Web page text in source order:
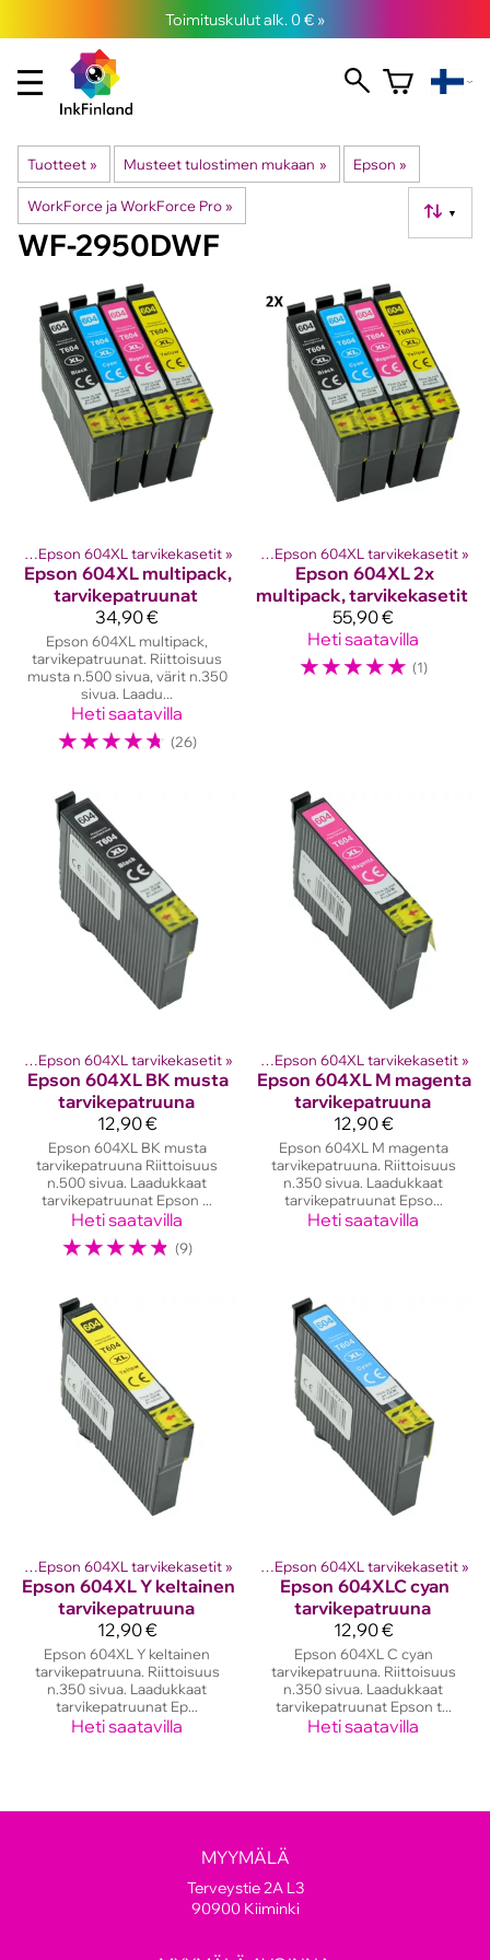
Toimituskulut alk. 0 € »
Tuotteet ‪» Musteet tulostimen mukaan ‪» Epson ‪»
WorkForce ja WorkForce Pro ‪» ▼
WF-2950DWF
‪» Epson 604XL tarvikekasetit ‪»
Epson 604XL multipack,
tarvikepatruunat
34,90 €
Epson 604XL multipack,
tarvikepatruunat. Riittoisuus
musta n.500 sivua, värit n.350
sivua. Laadu...
Heti saatavilla
☆☆☆☆☆ (26)
kasetit‪» Epson mustekasetit ‪» Epson 604XL tarvikekasetit ‪»
Epson 604XL 2x
multipack, tarvikekasetit
55,90 €
Heti saatavilla
☆☆☆☆☆ (1)
‪» Epson 604XL tarvikekasetit ‪»
Epson 604XL BK musta
tarvikepatruuna
12,90 €
Epson 604XL BK musta
tarvikepatruuna Riittoisuus
n.500 sivua. Laadukkaat
tarvikepatruunat Epson ...
Heti saatavilla
☆☆☆☆☆ (9)
kasetit‪» Epson mustekasetit ‪» Epson 604XL tarvikekasetit ‪»
Epson 604XL M magenta
tarvikepatruuna
12,90 €
Epson 604XL M magenta
tarvikepatruuna. Riittoisuus
n.350 sivua. Laadukkaat
tarvikepatruunat Epso...
Heti saatavilla
‪» Epson 604XL tarvikekasetit ‪»
Epson 604XL Y keltainen
tarvikepatruuna
12,90 €
Epson 604XL Y keltainen
tarvikepatruuna. Riittoisuus
n.350 sivua. Laadukkaat
tarvikepatruunat Ep...
Heti saatavilla
kasetit‪» Epson mustekasetit ‪» Epson 604XL tarvikekasetit ‪»
Epson 604XLC cyan
tarvikepatruuna
12,90 €
Epson 604XL C cyan
tarvikepatruuna. Riittoisuus
n.350 sivua. Laadukkaat
tarvikepatruunat Epson t...
Heti saatavilla
MYYMÄLÄ
Terveystie 2A L3
90900 Kiiminki